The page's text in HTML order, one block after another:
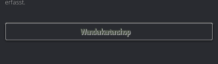
erfasst.
Wanderkartenshop